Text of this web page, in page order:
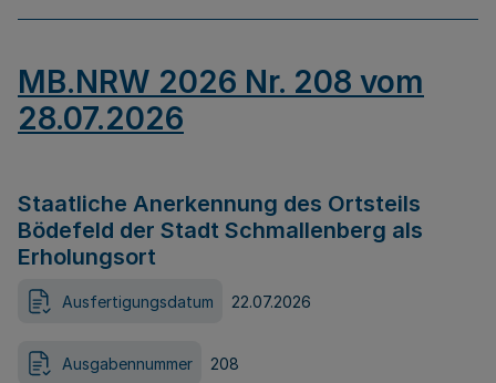
MB.NRW 2026 Nr. 208 vom
28.07.2026
Staatliche Anerkennung des Ortsteils
Bödefeld der Stadt Schmallenberg als
Erholungsort
Ausfertigungsdatum 22.07.2026
Ausgabennummer 208